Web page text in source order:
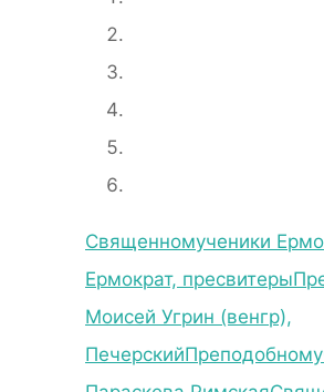
Священномученики
Ермократ, пресвитеры
Моисей Угрин (венгр),
Печерский